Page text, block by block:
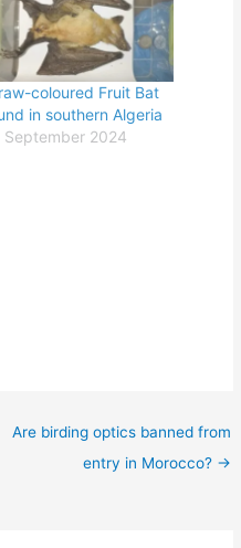
coloured Fruit Bat
in southern Algeria
September 2024
Are birding optics banned from
entry in Morocco? →